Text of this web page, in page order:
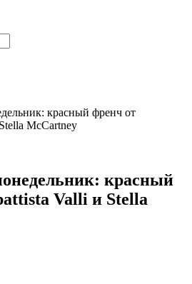
красный френч от
McCartney
красный
Valli и Stella